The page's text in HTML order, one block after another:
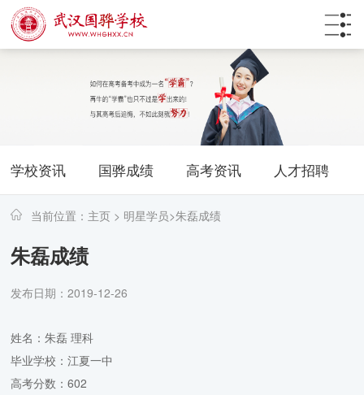
学校资讯 国骅成绩 高考资讯 人才招聘
当前位置： 主页 > 明星学员>朱磊成绩
朱磊成绩
发布日期：2019-12-26
姓名：朱磊 理科
毕业学校：江夏一中
高考分数：602